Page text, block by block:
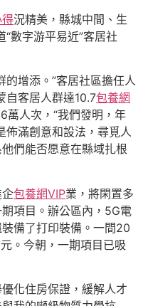
況精美，縣城中間、生
數字游平易近”客居社
的增添。”客居社區擔任人
自客居人群達10.7包養網
萬人次，“我們發明，年
佈滿創意和設法，尋覓人
們能否愿意在縣域扎根
包養網VIP業，將閑置多
項目。辦公區內，5G電
備了打印裝備。一間20
。今朝，一期項目已吸
化住房保證，緩解人才